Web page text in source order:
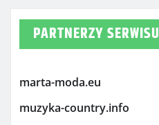
PARTNERZY SERWISU
marta-moda.eu
muzyka-country.info